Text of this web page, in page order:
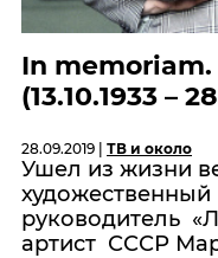
In
(13.10.1933 –
28.09.2019 | ТВ и около
Ушел из жизни
художественный
руководитель
артист СССР